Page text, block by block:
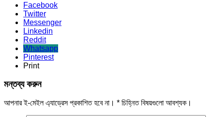
Facebook
Twitter
Messenger
Linkedin
Reddit
Whatsapp
Pinterest
Print
মন্তব্য করুন
আপনার ই-মেইল এ্যাড্রেস প্রকাশিত হবে না। * চিহ্নিত বিষয়গুলো আবশ্যক।